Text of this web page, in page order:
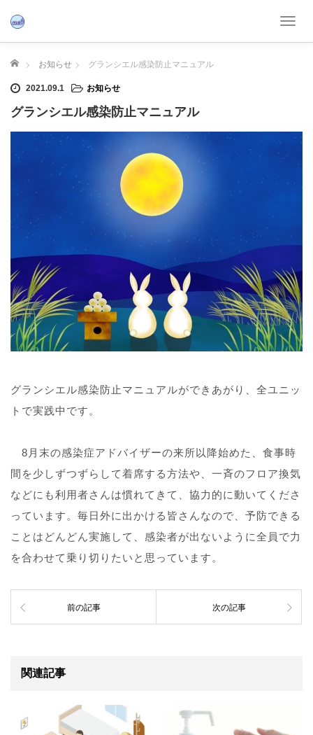
T
a
n
ホーム お知らせ グランシエル感染防止マニュアル
2021.09.1 お知らせ
グランシエル感染防止マニュアル
グランシエル感染防止マニュアルができあがり、全ユニッ
トで実践中です。
8月末の感染症アドバイザーの来所以降始めた、食事時
間を少しずつずらして着席する方法や、一斉のフロア換気
などにも利用者さんは慣れてきて、協力的に動いてくださ
っています。毎日外に出かける皆さんなので、予防できる
ことはどんどん実施して、感染者が出ないように全員で力
を合わせて乗り切りたいと思っています。
前の記事 次の記事
関連記事